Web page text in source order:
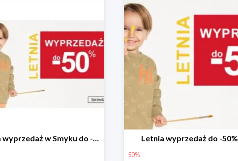
Letnia wyprzedaż w Smyku do -50% Letnia wyprzedaż do -50%
50%